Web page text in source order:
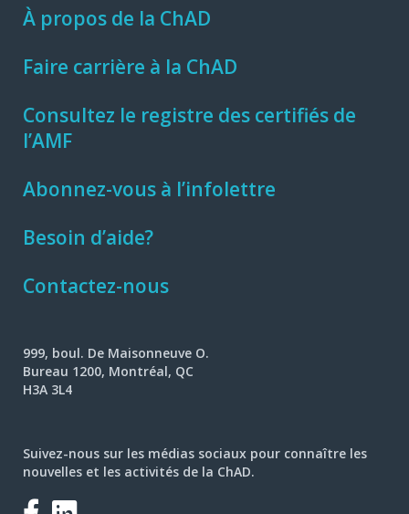
À propos de la ChAD
Faire carrière à la ChAD
Consultez le registre des certifiés de
l’AMF
Abonnez-vous à l’infolettre
Besoin d’aide?
Contactez-nous
999, boul. De Maisonneuve O.
Bureau 1200, Montréal, QC
H3A 3L4
Suivez-nous sur les médias sociaux pour connaître les
nouvelles et les activités de la ChAD.